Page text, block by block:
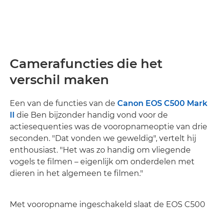
Camerafuncties die het
verschil maken
Een van de functies van de Canon EOS C500 Mark
die Ben bijzonder handig vond voor de
actiesequenties was de vooropnameoptie van drie
seconden. "Dat vonden we geweldig", vertelt hij
enthousiast. "Het was zo handig om vliegende
vogels te filmen – eigenlijk om onderdelen met
dieren in het algemeen te filmen."
Met vooropname ingeschakeld slaat de EOS C500